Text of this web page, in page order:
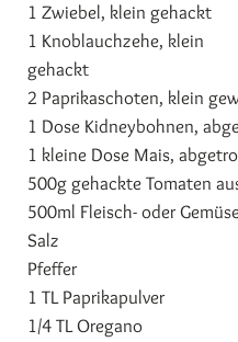
1 Zwiebel, klein gehackt
1 Knoblauchzehe, klein
gehackt
2 Paprikaschoten, klein
1 Dose Kidneybohnen,
1 kleine Dose Mais,
500g gehackte Tomaten
500ml Fleisch- oder
Salz
Pfeffer
1 TL Paprikapulver
1/4 TL Oregano